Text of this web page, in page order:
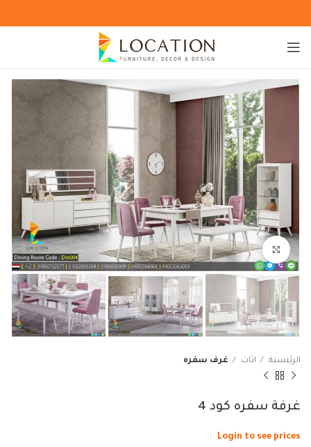
Click to enlarge
الرئيسية اثاث غرف سفره
غرفة سفره كود 4
Login to see prices